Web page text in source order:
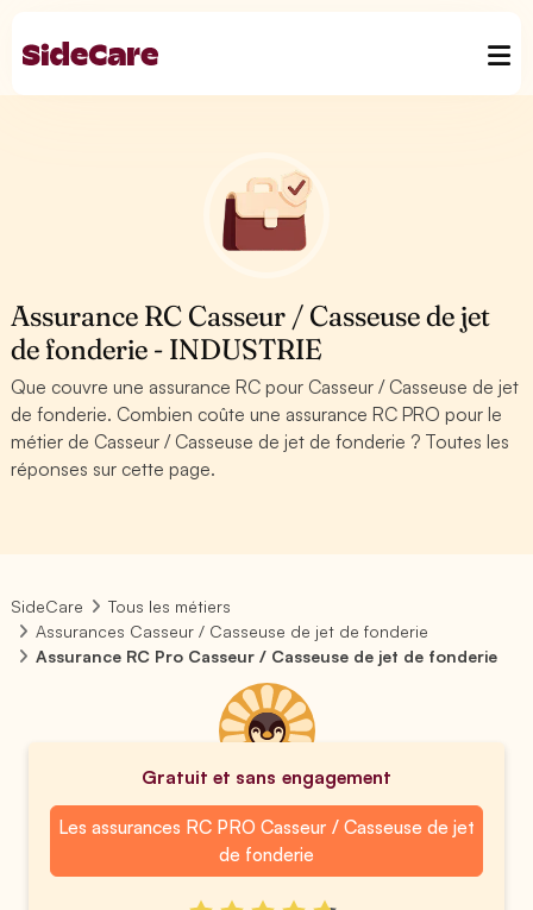
Assurance RC Casseur / Casseuse de jet
de fonderie - INDUSTRIE
Que couvre une assurance RC pour Casseur / Casseuse de jet
de fonderie. Combien coûte une assurance RC PRO pour le
métier de Casseur / Casseuse de jet de fonderie ? Toutes les
réponses sur cette page.
SideCare
Tous les métiers
Assurances Casseur / Casseuse de jet de fonderie
Assurance RC Pro Casseur / Casseuse de jet de fonderie
Gratuit et sans engagement
Les assurances RC PRO Casseur / Casseuse de jet
de fonderie